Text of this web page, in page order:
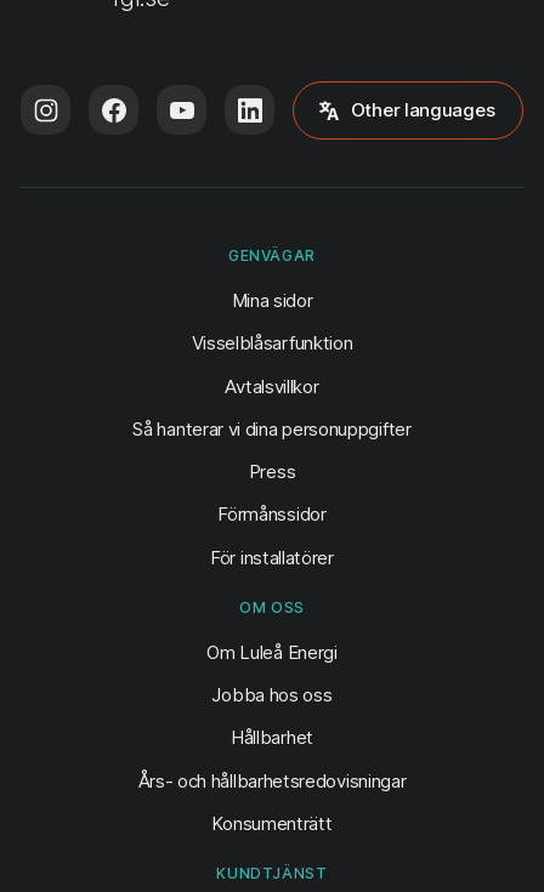
Other languages
GENVÄGAR
Mina sidor(öppnas i ny flik)
Visselblåsarfunktion
Avtalsvillkor
Så hanterar vi dina personuppgifter
Press
Förmånssidor
För installatörer
OM OSS
Om Luleå Energi
Jobba hos oss
Hållbarhet
Års- och hållbarhetsredovisningar
Konsumenträtt
KUNDTJÄNST